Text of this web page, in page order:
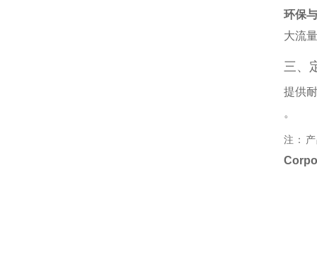
环保
大流
三、
提供
。
注：